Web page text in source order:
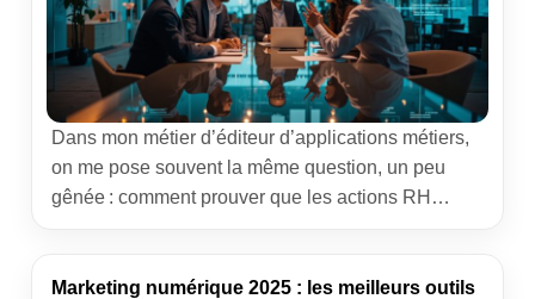
Dans mon métier d’éditeur d’applications métiers,
on me pose souvent la même question, un peu
gênée : comment prouver que les actions RH
performance RH choisis avec soin, reliés aux
Marketing numérique 2025 : les meilleurs outils